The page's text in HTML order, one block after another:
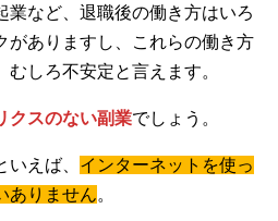
業など、退職後の働き方はいろ
がありますし、これらの働き方
しろ不安定と言えます。
クスのない副業でしょう。
えば、 インターネットを使っ
ありません。